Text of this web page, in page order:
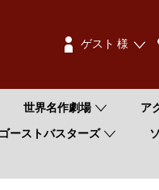
ゲスト 様
世界名作劇場
ア
ゴーストバスターズ